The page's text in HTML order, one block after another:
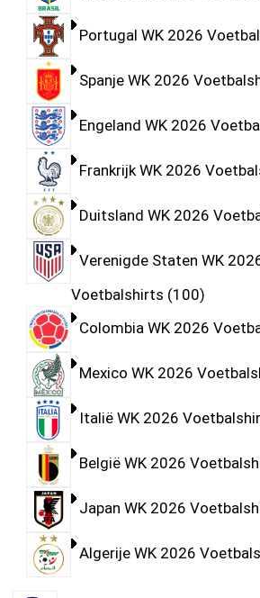
Portugal WK 2026
Spanje WK 2026
Engeland WK 2026
Frankrijk WK 2026
Duitsland WK 2026
Verenigde Staten WK
Voetbalshirts 100
Colombia WK 2026
Mexico WK 2026
Italië WK 2026
België WK 2026
Japan WK 2026
Algerije WK 2026